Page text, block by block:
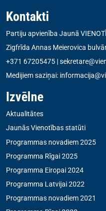
Kontakti
Partiju apvienība Jaunā
Zigfrīda Annas Meierovica
+371 67205475 |
Medijiem saziņai:
Izvēlne
Aktualitātes
Jaunās Vienotības statūti
Programmas novadiem 2025
Programma Rīgai 2025
Programma Eiropai 2024
Programma Latvijai 2022
Programmas novadiem 2021